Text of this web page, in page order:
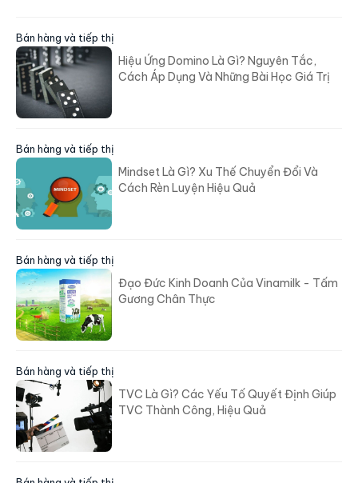
Bán hàng và tiếp thị
Hiệu Ứng Domino Là Gì? Nguyên Tắc,
Cách Áp Dụng Và Những Bài Học Giá Trị
Bán hàng và tiếp thị
Mindset Là Gì? Xu Thế Chuyển Đổi Và
Cách Rèn Luyện Hiệu Quả
Bán hàng và tiếp thị
Đạo Đức Kinh Doanh Của Vinamilk - Tấm
Gương Chân Thực
Bán hàng và tiếp thị
TVC Là Gì? Các Yếu Tố Quyết Định Giúp
TVC Thành Công, Hiệu Quả